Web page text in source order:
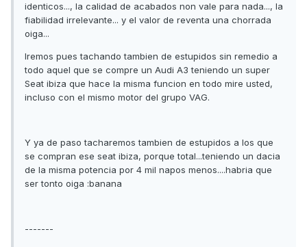
identicos..., la calidad de acabados non vale para nada..., la
fiabilidad irrelevante... y el valor de reventa una chorrada
oiga...
Iremos pues tachando tambien de estupidos sin remedio a
todo aquel que se compre un Audi A3 teniendo un super
Seat ibiza que hace la misma funcion en todo mire usted,
incluso con el mismo motor del grupo VAG.
Y ya de paso tacharemos tambien de estupidos a los que
se compran ese seat ibiza, porque total...teniendo un dacia
de la misma potencia por 4 mil napos menos....habria que
ser tonto oiga :banana
-------